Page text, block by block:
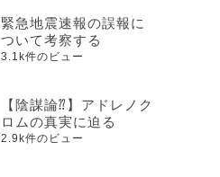
緊急地震速報の誤報に
ついて考察する
3.1k件のビュー
【陰謀論⁇】アドレノク
ロムの真実に迫る
2.9k件のビュー